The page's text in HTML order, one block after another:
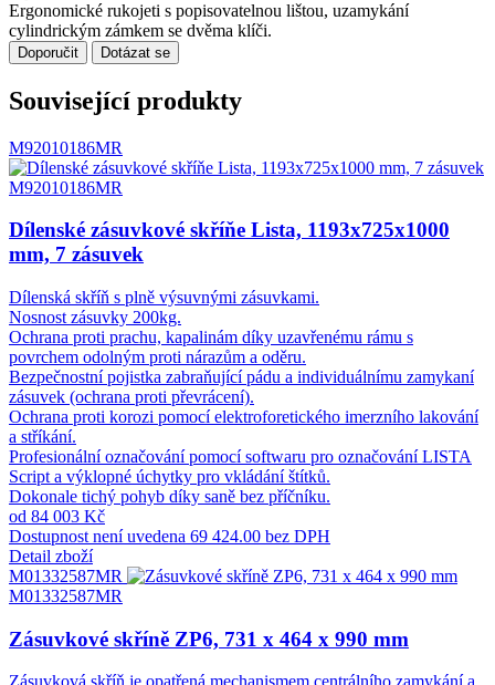
Ergonomické rukojeti s popisovatelnou lištou, uzamykání
cylindrickým zámkem se dvěma klíči.
Doporučit Dotázat se
Související produkty
M92010186MR
M92010186MR
Dílenské zásuvkové skříňe Lista, 1193x725x1000
mm, 7 zásuvek
Dílenská skříň s plně výsuvnými zásuvkami.
Nosnost zásuvky 200kg.
Ochrana proti prachu, kapalinám díky uzavřenému rámu s
povrchem odolným proti nárazům a oděru.
Bezpečnostní pojistka zabraňující pádu a individuálnímu zamykaní
zásuvek (ochrana proti převrácení).
Ochrana proti korozi pomocí elektroforetického imerzního lakování
a stříkání.
Profesionální označování pomocí softwaru pro označování LISTA
Script a výklopné úchytky pro vkládání štítků.
Dokonale tichý pohyb díky saně bez příčníku.
od 84 003 Kč
Dostupnost není uvedena 69 424.00 bez DPH
Detail zboží
M01332587MR
M01332587MR
Zásuvkové skříně ZP6, 731 x 464 x 990 mm